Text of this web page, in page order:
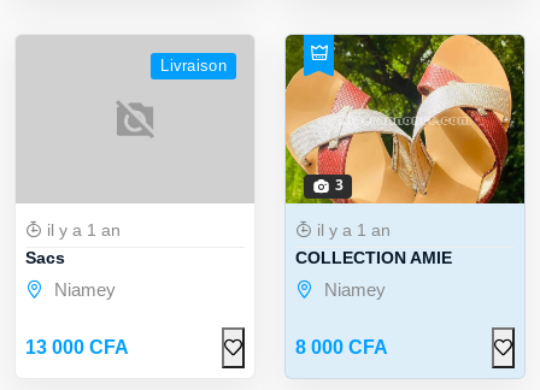
Livraison
il y a 1 an
Sacs
Niamey
13 000 CFA
3
il y a 1 an
COLLECTION AMIE
Niamey
8 000 CFA